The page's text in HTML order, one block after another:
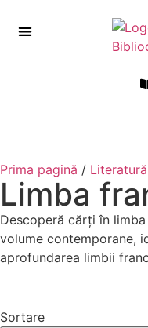
Prima pagină /
Limba
Descoperă cărți în
volume contemporane,
aprofundarea limbii
Sortare